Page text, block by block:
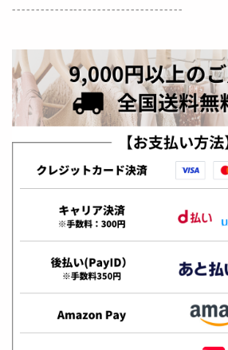
------------------------------------